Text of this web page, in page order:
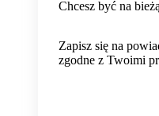
Chcesz być na
Zapisz się na
zgodne z Twoimi